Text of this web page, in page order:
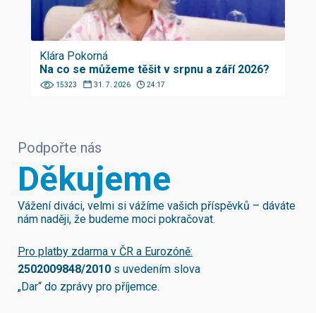
Klára Pokorná
Na co se můžeme těšit v srpnu a září 2026?
15323 31. 7. 2026 24:17
Podpořte nás
Děkujeme
Vážení diváci, velmi si vážíme vašich příspěvků – dáváte
nám naději, že budeme moci pokračovat.
Pro platby zdarma v ČR a Eurozóně:
2502009848/2010 s uvedením slova
„Dar“ do zprávy pro příjemce.